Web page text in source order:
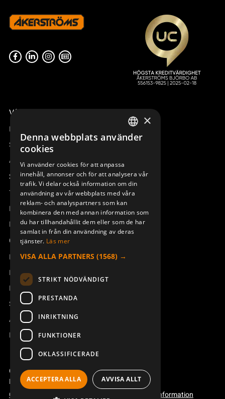
Våra radiostyrningar – översikt
Remotus
Sesam
Access_Ctrl
Support
Teknisk support
Boka service
Manualer och videoinstruktioner
Om Åkerströms
Kontakt
Nyheter
Pressrum
Säkerhet och direktiv
Allmänna villkor
REACH
Copyright ©2026 Åkerströms. All rights reserved.
Björbovägen 143, 786 97 Björbo.
Code of conduct
Webbplatsinformation
SWEDISH
DEUTSCH
×
Denna webbplats använder
cookies
Vi använder cookies för att anpassa
innehåll, annonser och för att analysera vår
trafik. Vi delar också information om din
användning av vår webbplats med våra
reklam- och analyspartners som kan
kombinera den med annan information som
du har tillhandahållit dem eller som de har
samlat in från din användning av deras
tjänster. Läs mer
VISA ALLA PARTNERS (1568) →
STRIKT NÖDVÄNDIGT
PRESTANDA
INRIKTNING
FUNKTIONER
OKLASSIFICERADE
ACCEPTERA ALLA AVVISA ALLT